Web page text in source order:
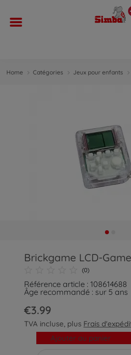
Home Catégories Jeux pour enfants
Brickgame LCD-Game
(0)
Référence article : 108614688
Âge recommandé : sur 5 ans
€3.99
TVA incluse, plus Frais
Ajouter au panier